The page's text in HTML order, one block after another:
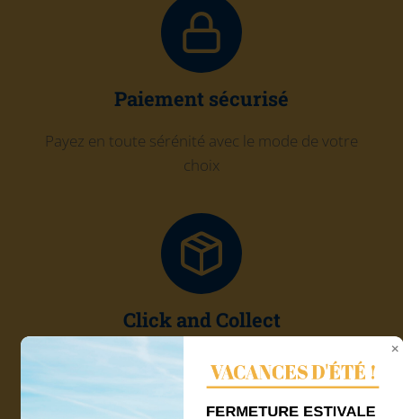
Paiement sécurisé
Payez en toute sérénité avec le mode de votre
choix
Click and Collect
Récupérez gratuitement votre commande chez
Quadri'7
VACANCES D'ÉTÉ !
FERMETURE ESTIVALE